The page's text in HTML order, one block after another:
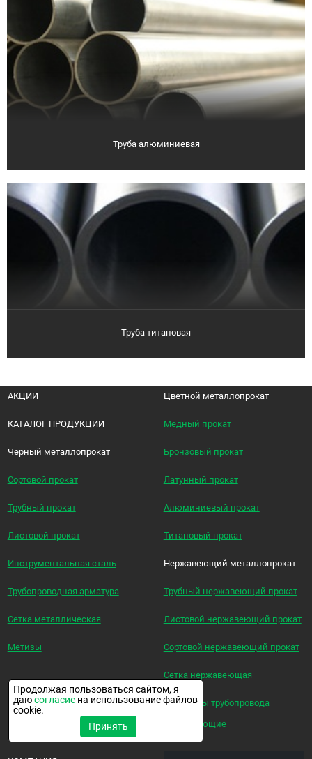
Труба алюминиевая
Труба титановая
АКЦИИ
КАТАЛОГ ПРОДУКЦИИ
Черный металлопрокат
Сортовой прокат
Трубный прокат
Листовой прокат
Инструментальная сталь
Трубопроводная арматура
Сетка металлическая
Метизы
Цветной металлопрокат
Медный прокат
Бронзовый прокат
Латунный прокат
Алюминиевый прокат
Титановый прокат
Нержавеющий металлопрокат
Трубный нержавеющий прокат
Листовой нержавеющий прокат
Сортовой нержавеющий прокат
Сетка нержавеющая
Элементы трубопровода
нержавеющие
Продолжая пользоваться сайтом, я
даюсогласие на использование файлов
cookie.
Принять